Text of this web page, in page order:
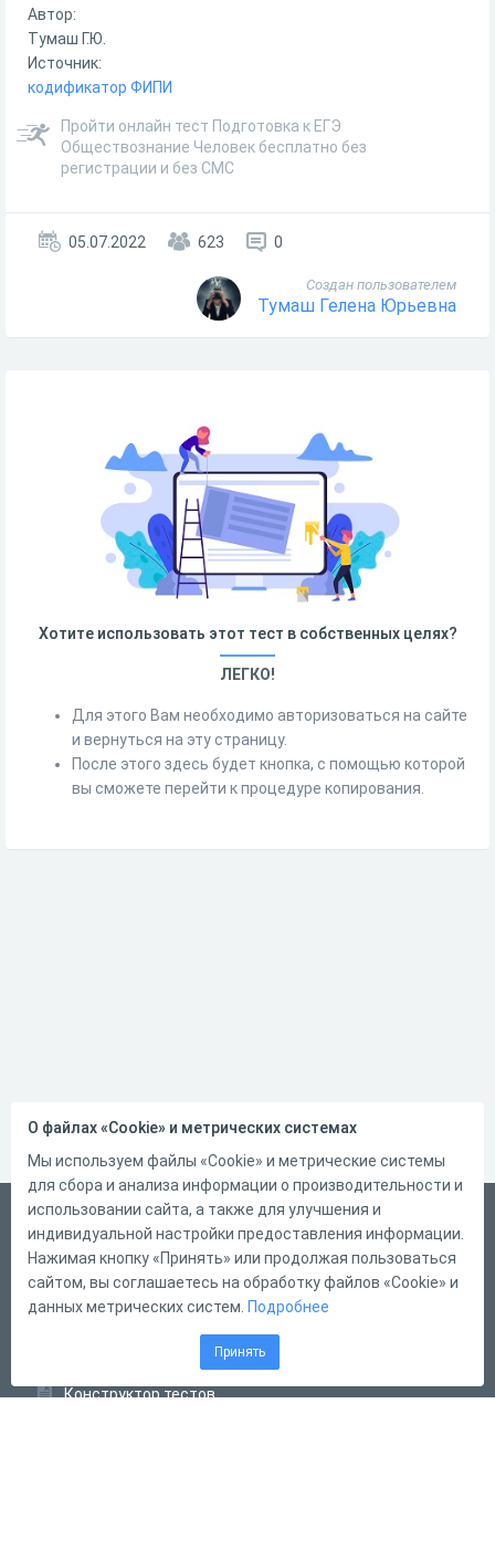
Автор:
Тумаш Г.Ю.
Источник:
кодификатор ФИПИ
Пройти онлайн тест Подготовка к ЕГЭ
Обществознание Человек бесплатно без
регистрации и без СМС
05.07.2022 623 0
Создан пользователем
Тумаш Гелена Юрьевна
Хотите использовать этот тест в собственных целях?
ЛЕГКО!
Для этого Вам необходимо авторизоваться на сайте
и вернуться на эту страницу.
После этого здесь будет кнопка, с помощью которой
вы сможете перейти к процедуре копирования.
Русский
Справка
Форма обратной связи
Конструктор тестов
О файлах «Cookie» и метрических системах
Мы используем файлы «Cookie» и метрические системы
для сбора и анализа информации о производительности и
использовании сайта, а также для улучшения и
индивидуальной настройки предоставления информации.
Нажимая кнопку «Принять» или продолжая пользоваться
сайтом, вы соглашаетесь на обработку файлов «Cookie» и
данных метрических систем. Подробнее
Принять